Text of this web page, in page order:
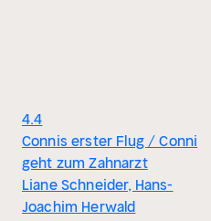
4.4
Connis erster Flug / Conni
geht zum Zahnarzt
Liane Schneider, Hans-
Joachim Herwald